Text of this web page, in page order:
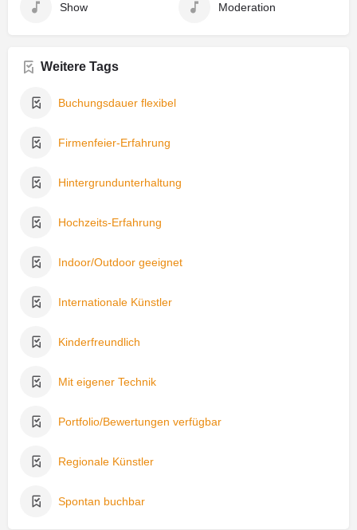
Show Moderation
Weitere Tags
Buchungsdauer flexibel
Firmenfeier-Erfahrung
Hintergrundunterhaltung
Hochzeits-Erfahrung
Indoor/Outdoor geeignet
Internationale Künstler
Kinderfreundlich
Mit eigener Technik
Portfolio/Bewertungen verfügbar
Regionale Künstler
Spontan buchbar